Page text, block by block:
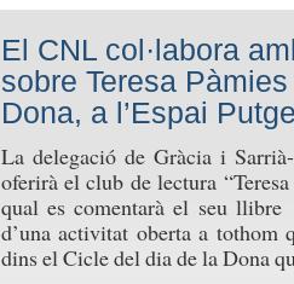
El CNL col·labora
sobre Teresa
Dona, a l’Espai
La delegació de Gràcia i
oferirà el club de lectura
qual es comentarà el seu llibre
d’una activitat oberta a tothom
dins el Cicle del dia de la Dona